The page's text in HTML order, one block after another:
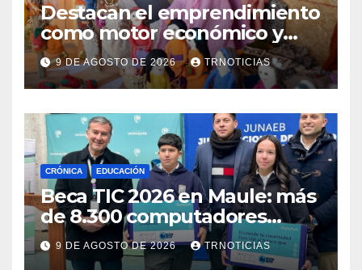
Destacan el emprendimiento
como motor económico y
anuncia fortalecer apoyos
para empleo autónomo
9 DE AGOSTO DE 2026 TRNOTICIAS
CRÓNICA EDUCACIÓN
Beca TIC 2026 en Maule: más
de 8.300 computadores
están siendo entregados en
la región
9 DE AGOSTO DE 2026 TRNOTICIAS